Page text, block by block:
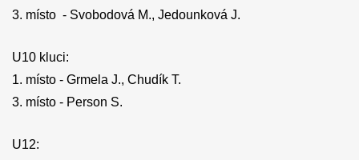
3. místo - Svobodová M., Jedounková J.
U10 kluci:
1. ‎místo - Grmela J., Chudík T.
3. místo - Person S.
U12: